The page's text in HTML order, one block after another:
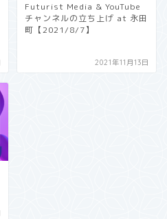
Futurist Media & YouTube
チャンネルの立ち上げ at 永田
町【2021/8/7】
2021年11月13日